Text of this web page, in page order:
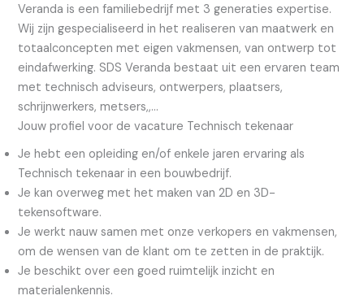
Veranda is een familiebedrijf met 3 generaties expertise.
Wij zijn gespecialiseerd in het realiseren van maatwerk en
totaalconcepten met eigen vakmensen, van ontwerp tot
eindafwerking. SDS Veranda bestaat uit een ervaren team
met technisch adviseurs, ontwerpers, plaatsers,
schrijnwerkers, metsers,,…
Jouw profiel voor de vacature Technisch tekenaar
Je hebt een opleiding en/of enkele jaren ervaring als
Technisch tekenaar in een bouwbedrijf.
Je kan overweg met het maken van 2D en 3D-
tekensoftware.
Je werkt nauw samen met onze verkopers en vakmensen,
om de wensen van de klant om te zetten in de praktijk.
Je beschikt over een goed ruimtelijk inzicht en
materialenkennis.